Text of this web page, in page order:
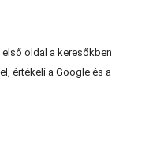
oldal a keresőkben
értékeli a Google és a